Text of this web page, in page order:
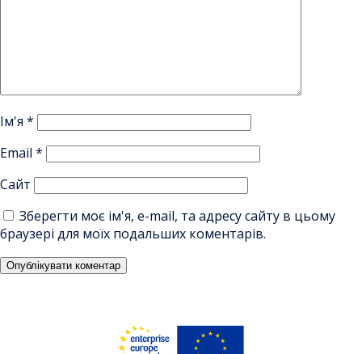
Ім'я *
Email *
Сайт
Зберегти моє ім'я, e-mail, та адресу сайту в цьому
браузері для моїх подальших коментарів.